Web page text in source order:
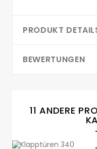
PRODUKT
BEWERTUNGEN
11 ANDERE